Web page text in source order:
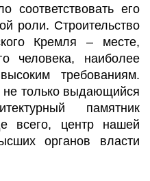
соответствовать его
роли. Строительство
Кремля – месте,
человека, наиболее
требованиям.
не только выдающийся
памятник
всего, центр нашей
органов власти